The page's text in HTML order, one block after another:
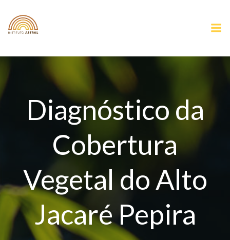
Diagnóstico da
Cobertura
Vegetal do Alto
Jacaré Pepira